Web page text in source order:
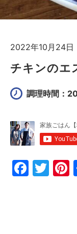
2022年10月24日
チキンのエ
調理時間：
F
T